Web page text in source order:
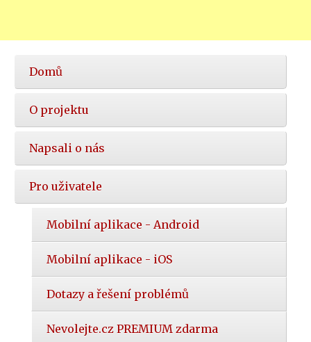
Hlavní
nabídka
Domů
O projektu
Napsali o nás
Pro uživatele
Mobilní aplikace - Android
Mobilní aplikace - iOS
Dotazy a řešení problémů
Nevolejte.cz PREMIUM zdarma